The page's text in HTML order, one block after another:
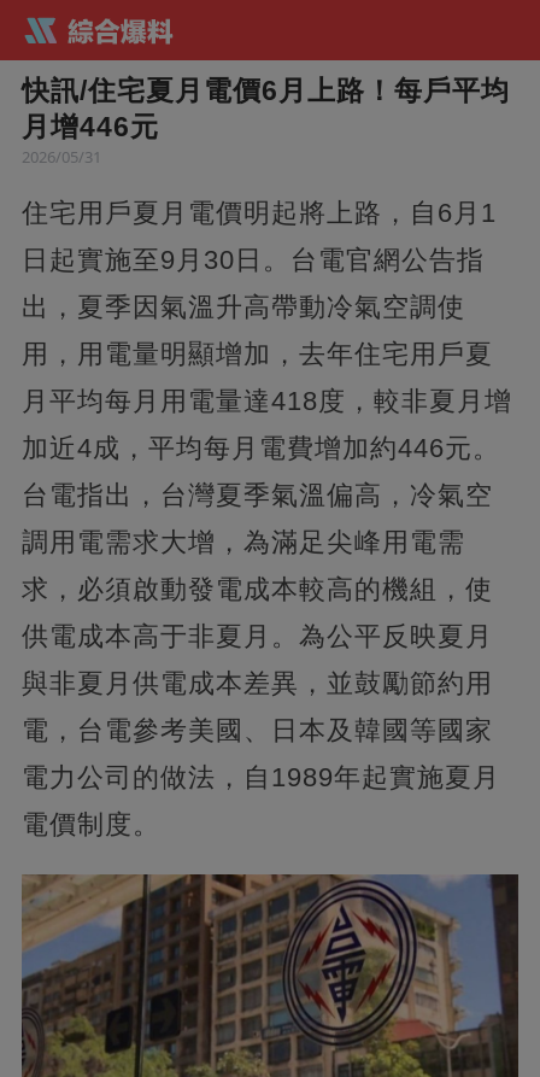
快訊/住宅夏月電價6月上路！每戶平均
月增446元
2026/05/31
住宅用戶夏月電價明起將上路，自6月1
日起實施至9月30日。台電官網公告指
出，夏季因氣溫升高帶動冷氣空調使
用，用電量明顯增加，去年住宅用戶夏
月平均每月用電量達418度，較非夏月增
加近4成，平均每月電費增加約446元。
台電指出，台灣夏季氣溫偏高，冷氣空
調用電需求大增，為滿足尖峰用電需
求，必須啟動發電成本較高的機組，使
供電成本高于非夏月。為公平反映夏月
與非夏月供電成本差異，並鼓勵節約用
電，台電參考美國、日本及韓國等國家
電力公司的做法，自1989年起實施夏月
電價制度。